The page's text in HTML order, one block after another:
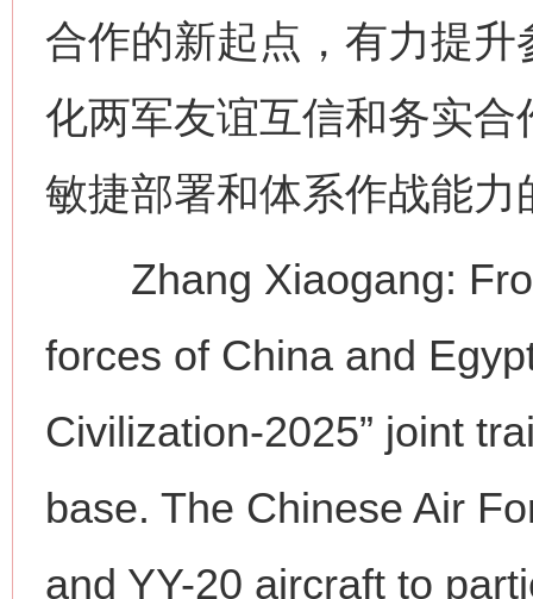
合作的新起点，有力提
化两军友谊互信和务实
敏捷部署和体系作战能力
Zhang Xiaogang:
forces of China and
Civilization-2025” joint
base. The Chinese Air
and YY-20 aircraft to